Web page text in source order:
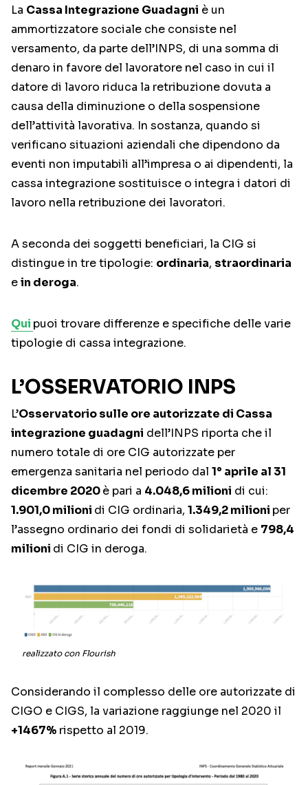
La Cassa Integrazione Guadagni è un
ammortizzatore sociale che consiste nel
versamento, da parte dell’INPS, di una somma di
denaro in favore del lavoratore nel caso in cui il
datore di lavoro riduca la retribuzione dovuta a
causa della diminuzione o della sospensione
dell’attività lavorativa. In sostanza, quando si
verificano situazioni aziendali che dipendono da
eventi non imputabili all’impresa o ai dipendenti, la
cassa integrazione sostituisce o integra i datori di
lavoro nella retribuzione dei lavoratori.
A seconda dei soggetti beneficiari, la CIG si
distingue in tre tipologie: ordinaria, straordinaria
ein deroga.
Qui puoi trovare differenze e specifiche delle varie
tipologie di cassa integrazione.
L’OSSERVATORIO INPS
L’Osservatorio sulle ore autorizzate di Cassa
integrazione guadagni dell’INPS riporta che il
numero totale di ore CIG autorizzate per
emergenza sanitaria nel periodo dal 1° aprile al 31
dicembre 2020è pari a 4.048,6 milioni di cui:
1.901,0 milioni di CIG ordinaria, 1.349,2 milioni per
l’assegno ordinario dei fondi di solidarietà e 798,4
milioni di CIG in deroga.
realizzato con Flourish
Considerando il complesso delle ore autorizzate di
CIGO e CIGS, la variazione raggiunge nel 2020 il
+1467% rispetto al 2019.